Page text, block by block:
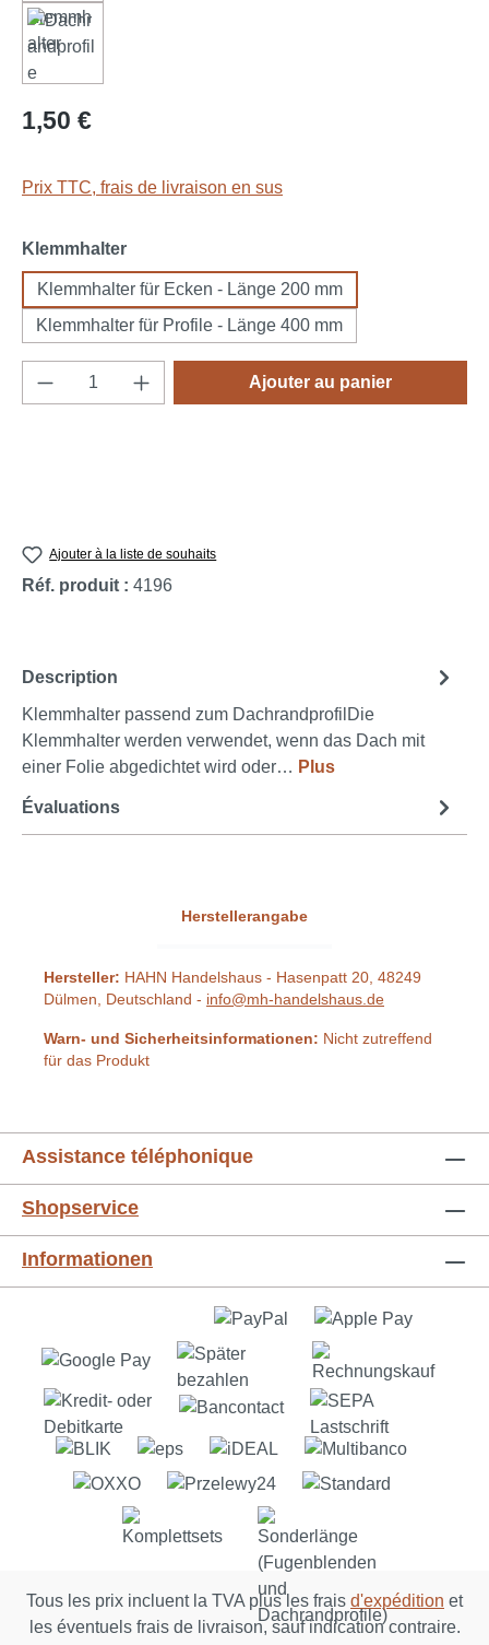
Prix régulier :
1,50 €
Prix TTC, frais de livraison en sus
Sélectionnez
Klemmhalter
Klemmhalter für Ecken - Länge 200 mm
Klemmhalter für Profile - Länge 400 mm
Quantité de produit : Entrez la quantité
Ajouter au panier
Ajouter à la liste de souhaits
Réf. produit : 4196
Description
Klemmhalter passend zum DachrandprofilDie
Klemmhalter werden verwendet, wenn das Dach mit
einer Folie abgedichtet wird oder… Plus
Évaluations
Herstellerangabe
Hersteller: HAHN Handelshaus - Hasenpatt 20, 48249
Dülmen, Deutschland - info@mh-handelshaus.de
Warn- und Sicherheitsinformationen: Nicht zutreffend
für das Produkt
Assistance téléphonique
Shopservice
Informationen
Tous les prix incluent la TVA plus les frais d'expédition et
les éventuels frais de livraison, sauf indication contraire.